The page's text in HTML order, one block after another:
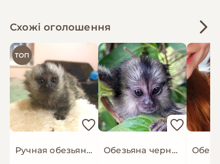
Схожі оголошення
ТОП
Ручная обезьяна игрунка обезьянка мармозетка мини мартышка примат домашний Обезьяна черноухая игрунка обезьянка ручная